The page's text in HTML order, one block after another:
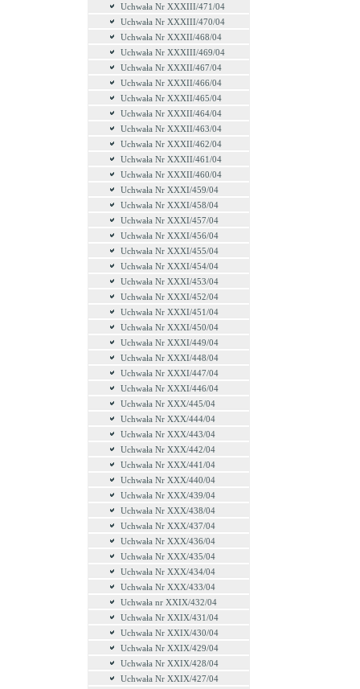
Uchwała Nr XXXIII/471/04
Uchwała Nr XXXIII/470/04
Uchwała Nr XXXII/468/04
Uchwała Nr XXXIII/469/04
Uchwała Nr XXXII/467/04
Uchwała Nr XXXII/466/04
Uchwała Nr XXXII/465/04
Uchwała Nr XXXII/464/04
Uchwała Nr XXXII/463/04
Uchwała Nr XXXII/462/04
Uchwała Nr XXXII/461/04
Uchwała Nr XXXII/460/04
Uchwała Nr XXXI/459/04
Uchwała Nr XXXI/458/04
Uchwała Nr XXXI/457/04
Uchwała Nr XXXI/456/04
Uchwała Nr XXXI/455/04
Uchwała Nr XXXI/454/04
Uchwała Nr XXXI/453/04
Uchwała Nr XXXI/452/04
Uchwała Nr XXXI/451/04
Uchwała Nr XXXI/450/04
Uchwała Nr XXXI/449/04
Uchwała Nr XXXI/448/04
Uchwała Nr XXXI/447/04
Uchwała Nr XXXI/446/04
Uchwała Nr XXX/445/04
Uchwała Nr XXX/444/04
Uchwała Nr XXX/443/04
Uchwała Nr XXX/442/04
Uchwała Nr XXX/441/04
Uchwała Nr XXX/440/04
Uchwała Nr XXX/439/04
Uchwała Nr XXX/438/04
Uchwała Nr XXX/437/04
Uchwała Nr XXX/436/04
Uchwała Nr XXX/435/04
Uchwała Nr XXX/434/04
Uchwała Nr XXX/433/04
Uchwała nr XXIX/432/04
Uchwała Nr XXIX/431/04
Uchwała Nr XXIX/430/04
Uchwała Nr XXIX/429/04
Uchwała Nr XXIX/428/04
Uchwała Nr XXIX/427/04